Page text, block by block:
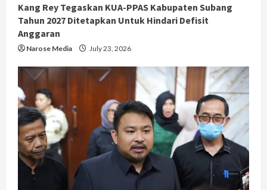
Kang Rey Tegaskan KUA-PPAS Kabupaten Subang
Tahun 2027 Ditetapkan Untuk Hindari Defisit
Anggaran
Narose Media July 23, 2026